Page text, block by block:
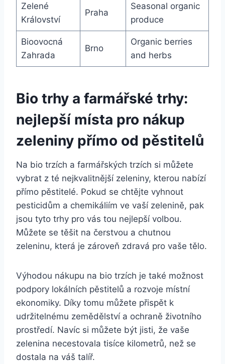
Zelené
Království
Praha
Seasonal organic
produce
Bioovocná​
Zahrada
Brno
Organic berries
and herbs
Bio trhy a farmářské‌ trhy: ​
nejlepší ⁣místa pro nákup
zeleniny přímo od pěstitelů
Na bio trzích‍ a farmářských trzích si můžete
vybrat⁢ z té⁢ nejkvalitnější zeleniny, kterou nabízí
přímo ‍pěstitelé. Pokud ‍se chtějte vyhnout
pesticidům‍ a chemikáliím‍ ve vaší zelenině, pak
jsou tyto trhy pro vás tou nejlepší⁣ volbou.
⁣Můžete se⁢ těšit na ⁢čerstvou a chutnou
zeleninu, která je⁢ zároveň zdravá ⁣pro vaše tělo.
Výhodou nákupu na bio trzích​ je také možnost
podpory ⁤lokálních pěstitelů a rozvoje ‍místní
ekonomiky. Díky​ tomu ‌můžete‍ přispět‌ k
udržitelnému⁤ zemědělství ⁢a ochraně životního
prostředí. Navíc⁤ si můžete být jisti, že vaše
zelenina necestovala tisíce kilometrů, než se
dostala na váš‌ talíř.